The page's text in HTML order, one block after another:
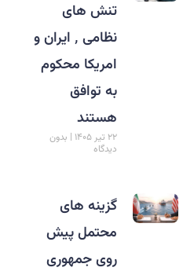
تنش های
نظامی ٬ ایران و
امریکا محکوم
به توافق
هستند
۲۲ تیر ۱۴۰۵
بدون
دیدگاه
گزینه های
محتمل پیش
روی جمهوری